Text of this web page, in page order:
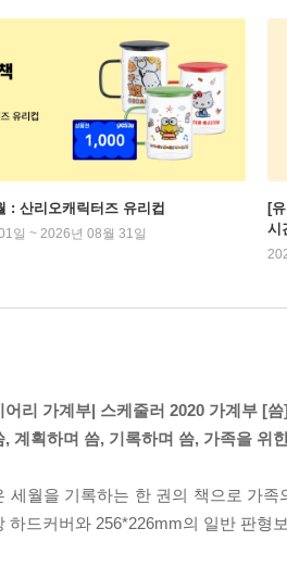
: 산리오캐릭터즈 유리컵
일 ~ 2026년 08월 31일
[
시
어리 가계부| 스케줄러 2020 가계부 [
, 계획하며 씀, 기록하며 씀, 가족을 위
세월을 기록하는 한 권의 책으로 가
하드커버와 256*226mm의 일반 판형